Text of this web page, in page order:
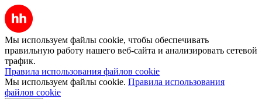
Мы используем файлы cookie, чтобы обеспечивать
правильную работу нашего веб-сайта и анализировать сетевой
трафик.
Правила использования файлов cookie
Мы используем файлы cookie. Правила использования
файлов cookie